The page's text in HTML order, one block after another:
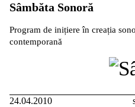
Sâmbăta Sonoră
Program de inițiere în creația
contemporană
24.04.2010